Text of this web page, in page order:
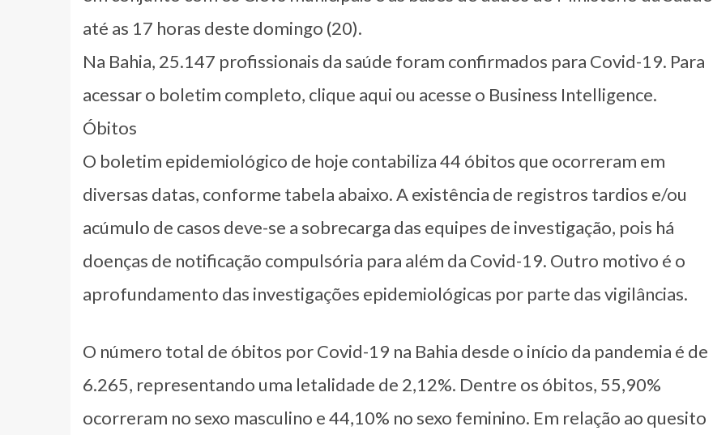
até as 17 horas deste domingo (20).
Na Bahia, 25.147 profissionais da saúde foram confirmados para Covid-19. Para
acessar o boletim completo, clique aqui ou acesse o Business Intelligence.
Óbitos
O boletim epidemiológico de hoje contabiliza 44 óbitos que ocorreram em
diversas datas, conforme tabela abaixo. A existência de registros tardios e/ou
acúmulo de casos deve-se a sobrecarga das equipes de investigação, pois há
doenças de notificação compulsória para além da Covid-19. Outro motivo é o
aprofundamento das investigações epidemiológicas por parte das vigilâncias.
O número total de óbitos por Covid-19 na Bahia desde o início da pandemia é de
6.265, representando uma letalidade de 2,12%. Dentre os óbitos, 55,90%
ocorreram no sexo masculino e 44,10% no sexo feminino. Em relação ao quesito